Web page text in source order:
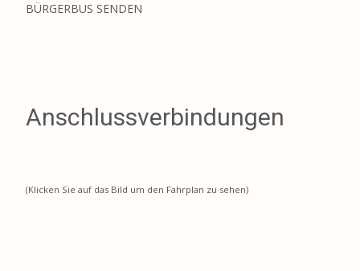
BÜRGERBUS SENDEN
Anschlussverbindungen
(Klicken Sie auf das Bild um den Fahrplan zu sehen)